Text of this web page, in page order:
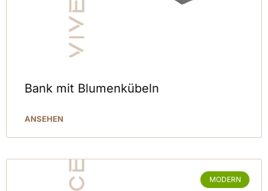
Bank mit Blumenkübeln
ANSEHEN
MODERN